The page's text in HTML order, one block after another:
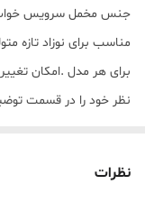
جنس مخمل سرویس خواب
مناسب برای نوزاد تازه
برای هر مدل .امکان
نظر خود را در قسمت
نظرات